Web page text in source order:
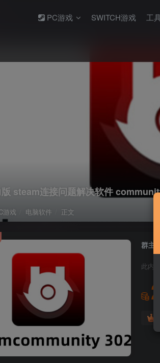
PC游戏 SWITCH游戏 工
steam连接问题解决软件
游戏 电脑软件 正文
群主
此内